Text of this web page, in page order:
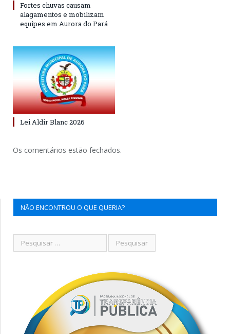
Fortes chuvas causam
alagamentos e mobilizam
equipes em Aurora do Pará
Lei Aldir Blanc 2026
Os comentários estão fechados.
NÃO ENCONTROU O QUE QUERIA?